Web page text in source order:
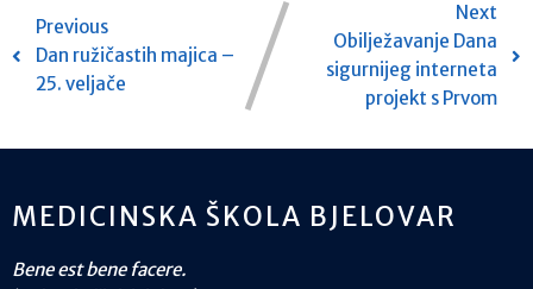
Previous
Dan ružičastih majica –
25. veljače
Next
Obilježavanje Dana
sigurnijeg interneta
projekt s Prvom
MEDICINSKA ŠKOLA BJELOVAR
Bene est bene facere.